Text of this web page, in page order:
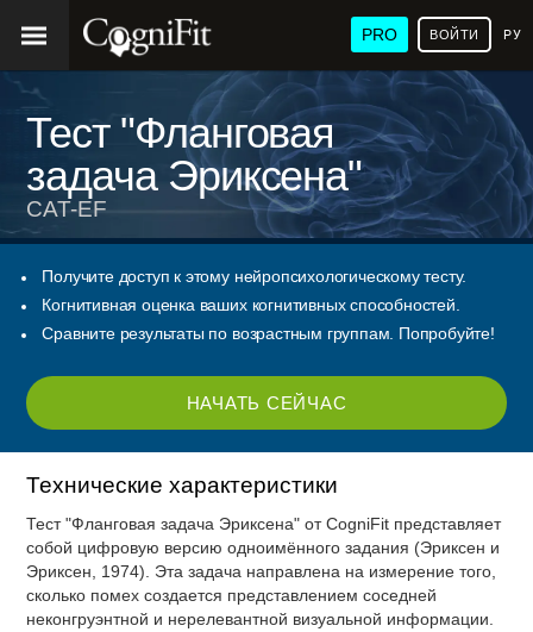
PRO ВОЙТИ
Тест "Фланговая
задача Эриксена"
CAT-EF
Получите доступ к этому нейропсихологическому тесту.
Когнитивная оценка ваших когнитивных способностей.
Сравните результаты по возрастным группам. Попробуйте!
НАЧАТЬ СЕЙЧАС
Технические характеристики
Тест "Фланговая задача Эриксена" от CogniFit представляет
собой цифровую версию одноимённого задания (Эриксен и
Эриксен, 1974). Эта задача направлена на измерение того,
сколько помех создается представлением соседней
неконгруэнтной и нерелевантной визуальной информации.